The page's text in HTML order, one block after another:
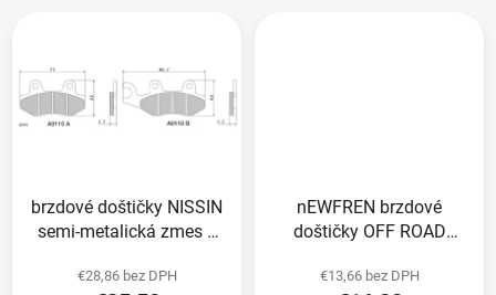
brzdové doštičky NISSIN
semi-metalická zmes 2
€28,86 bez DPH
nEWFREN brzdové
doštičky OFF ROAD
balení
€13,66 bez DPH